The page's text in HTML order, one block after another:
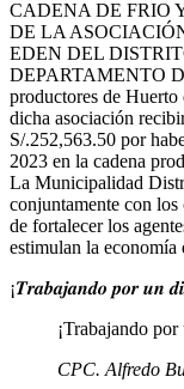
CADENA DE FRIO
DE LA
EDEN DEL
DEPARTAMENTO
productores de
dicha asociación
S/.252,563.50 por
2023 en la cadena
La Municipalidad
conjuntamente con
de fortalecer los
estimulan la economía
¡𝑻𝒓𝒂𝒃𝒂𝒋𝒂𝒏𝒅𝒐 𝒑𝒐𝒓 𝒖𝒏
¡Trabajando
CPC. Alfredo